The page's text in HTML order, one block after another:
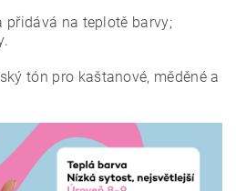
na teplotě barvy;
tón pro kaštanové, měděné a